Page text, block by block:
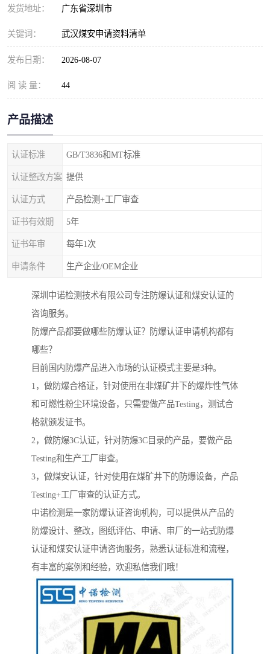
发货地址： 广东省深圳市
关键词： 武汉煤安申请资料清单
发布日期： 2026-08-07
阅 读 量： 44
产品描述
认证标准 GB/T3836和MT标准
认证整改方案 提供
认证方式 产品检测+工厂审查
证书有效期 5年
证书年审 每年1次
申请条件 生产企业/OEM企业
深圳中诺检测技术有限公司专注防爆认证和煤安认证的
咨询服务。
防爆产品都要做哪些防爆认证？防爆认证申请机构都有
哪些？
目前国内防爆产品进入市场的认证模式主要是3种。
1，做防爆合格证，针对使用在非煤矿井下的爆炸性气体
和可燃性粉尘环境设备，只需要做产品Testing，测试合
格就颁发证书。
2，做防爆3C认证，针对防爆3C目录的产品，要做产品
Testing和生产工厂审查。
3，做煤安认证，针对使用在煤矿井下的防爆设备，产品
Testing+工厂审查的认证方式。
中诺检测是一家防爆认证咨询机构，可以提供从产品的
防爆设计、整改，图纸评估、申请、审厂的一站式防爆
认证和煤安认证申请咨询服务，熟悉认证标准和流程，
有丰富的案例和经验，欢迎私信我们哦！